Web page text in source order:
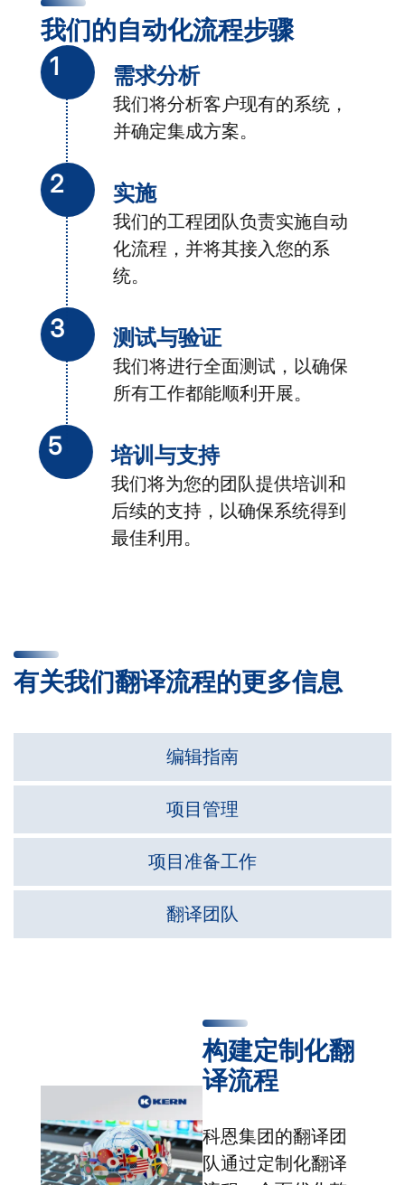
我们的自动化流程步骤
1 需求分析
我们将分析客户现有的系统，
并确定集成方案。
2 实施
我们的工程团队负责实施自动
化流程，并将其接入您的系
统。
3 测试与验证
我们将进行全面测试，以确保
所有工作都能顺利开展。
5 培训与支持
我们将为您的团队提供培训和
后续的支持，以确保系统得到
最佳利用。
有关我们翻译流程的更多信息
编辑指南
项目管理
项目准备工作
翻译团队
构建定制化翻
译流程
科恩集团的翻译团
队通过定制化翻译